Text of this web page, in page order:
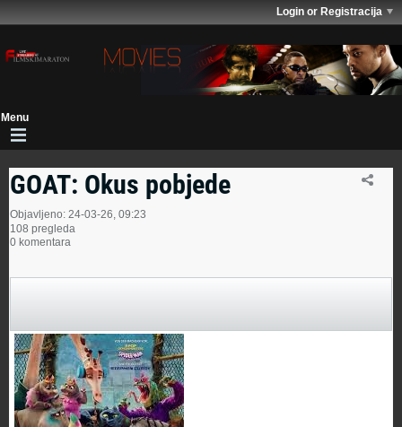
Login or Registracija
GOAT: Okus pobjede
Objavljeno: 24-03-26, 09:23
108 pregleda
0 komentara